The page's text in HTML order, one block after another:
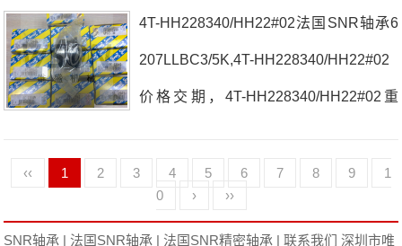
荐：4T-HH228340/H
4T-HH228340/HH22#02法国SNR轴承6
207LLBC3/5K,4T-HH228340/HH22#02
价格交期，4T-HH228340/HH22#02重
340/HH22#02厂家22310.EAW33C4UK
‹‹ 1 2 3 4 5 6 7 8 9
1
0
› ››
SNR轴承 | 法国SNR轴承 | 法国SNR精密轴承 |联系我们 深圳市唯